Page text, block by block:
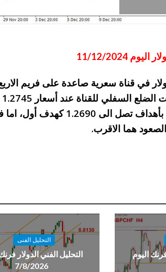
11/12/2024
دولار في قناة سعرية صاعدة على فريم
هناك فرصة قوية للبيع بأهداف
هما الاقرب.
اليوم
التحليل الفنى
التحليل الفني الدولار
7/8/2026